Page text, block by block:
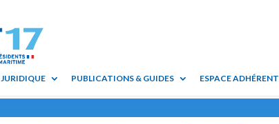
JURIDIQUE PUBLICATIONS & GUIDES ESPACE ADHÉRENT